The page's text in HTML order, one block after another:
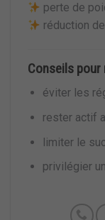
perte de
réduction
Conseils
éviter les
rester actif
limiter le
privilégier